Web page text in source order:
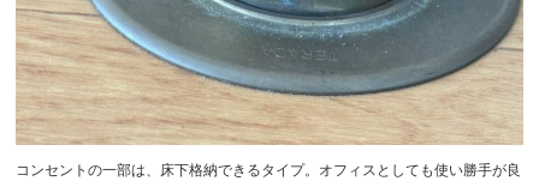
コンセントの一部は、床下格納できるタイプ。オフィスとしても使い勝手が良